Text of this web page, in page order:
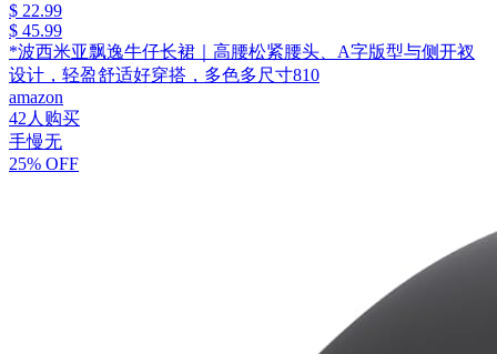
$ 22.99
$ 45.99
*波西米亚飘逸牛仔长裙｜高腰松紧腰头、A字版型与侧开衩
设计，轻盈舒适好穿搭，多色多尺寸810
amazon
42人购买
手慢无
25% OFF